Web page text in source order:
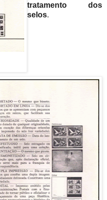
tratamento dos
selos.